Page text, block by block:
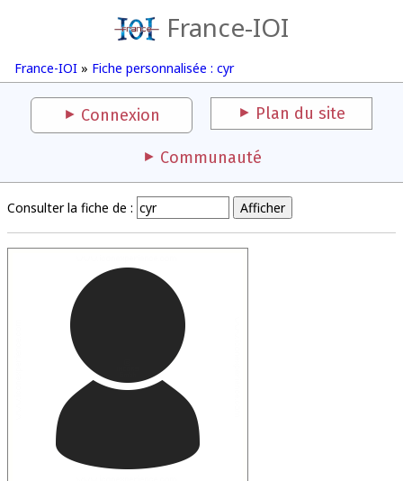
France-IOI
France-IOI » Fiche personnalisée : cyr
Connexion Plan du site
Communauté
Consulter la fiche de :